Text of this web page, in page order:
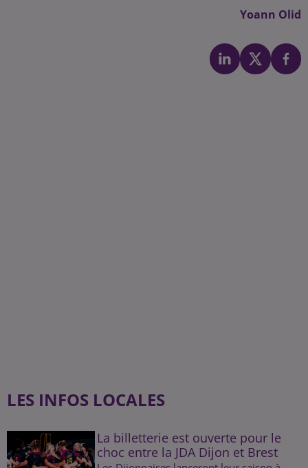
Yoann Olid
LES INFOS LOCALES
La billetterie est ouverte pour le
choc entre la JDA Dijon et Brest